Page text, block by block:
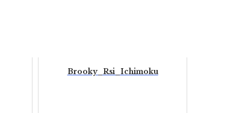
Brooky_Rsi_Ichimoku